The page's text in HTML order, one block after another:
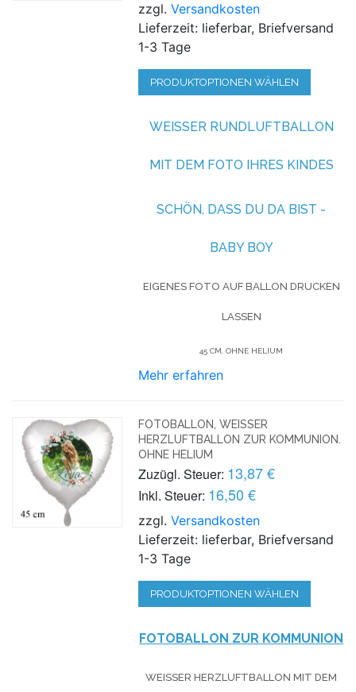
zzgl.Versandkosten
Lieferzeit: lieferbar, Briefversand
1-3 Tage
PRODUKTOPTIONEN WÄHLEN
WEISSER RUNDLUFTBALLON M
IT DEM FOTO IHRES KINDES
SCHÖN, DASS DU DA BIST -
BABY BOY
EIGENES FOTO AUF BALLON DRUCKEN
LASSEN
45 CM, OHNE HELIUM
Mehr erfahren
FOTOBALLON, WEISSER H
ERZLUFTBALLON ZUR KOMMUNION. O
HNE HELIUM
Zuzügl. Steuer: 13,87 €
Inkl. Steuer: 16,50 €
zzgl.Versandkosten
Lieferzeit: lieferbar, Briefversand
1-3 Tage
PRODUKTOPTIONEN WÄHLEN
FOTOBALLON ZUR KOMMUNION
WEISSER HERZLUFTBALLON MIT DEM F